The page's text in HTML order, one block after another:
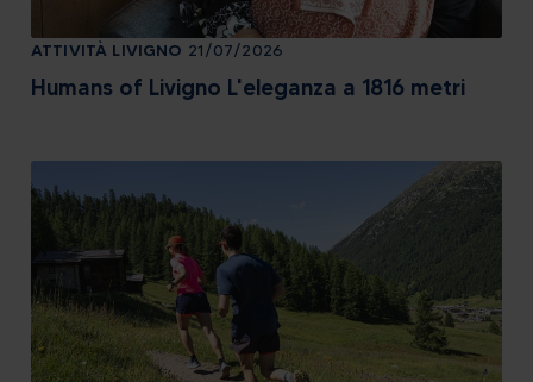
ATTIVITÀ LIVIGNO 21/07/2026
Humans of Livigno L'eleganza a 1816 metri